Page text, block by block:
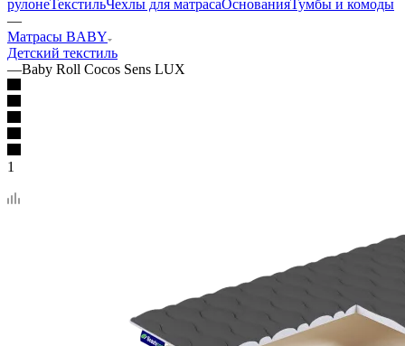
рулонеТекстильЧехлы для матрасаОснованияТумбы и комоды
—
Матрасы BABY
Детский текстиль
—Baby Roll Cocos Sens LUX
1